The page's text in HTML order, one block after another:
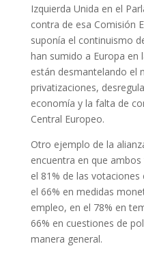
Izquierda Unida en el
contra de esa Comisión
suponía el continuismo
han sumido a Europa en
están desmantelando el
privatizaciones,
economía y la falta de
Central Europeo.
Otro ejemplo de la
encuentra en que
el 81% de las
el 66% en medidas
empleo, en el 78% en
66% en cuestiones de
manera general.